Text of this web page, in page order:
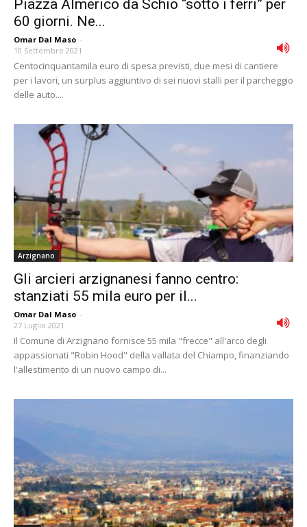
Piazza Almerico da Schio “sotto i ferri” per
60 giorni. Ne...
Omar Dal Maso -
10 Settembre 2021
Centocinquantamila euro di spesa previsti, due mesi di cantiere
per i lavori, un surplus aggiuntivo di sei nuovi stalli per il parcheggio
delle auto....
Arzignano
Gli arcieri arzignanesi fanno centro:
stanziati 55 mila euro per il...
Omar Dal Maso -
27 Luglio 2021
Il Comune di Arzignano fornisce 55 mila "frecce" all'arco degli
appassionati "Robin Hood" della vallata del Chiampo, finanziando
l'allestimento di un nuovo campo di...